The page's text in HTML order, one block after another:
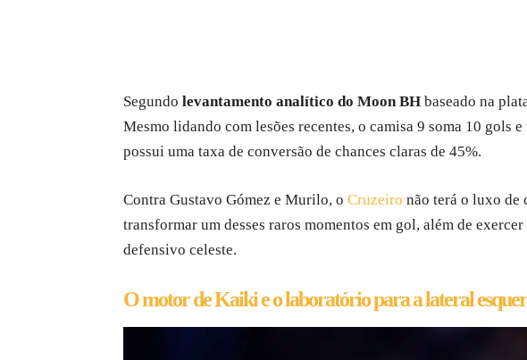
Segundo levantamento analítico do Moon BH baseado na
Mesmo lidando com lesões recentes, o camisa 9 soma 10 gols
possui uma taxa de conversão de chances claras de 45%.
Contra Gustavo Gómez e Murilo, o Cruzeiro não terá o luxo de
transformar um desses raros momentos em gol, além de
defensivo celeste.
O motor de Kaiki e o laboratório para a lateral